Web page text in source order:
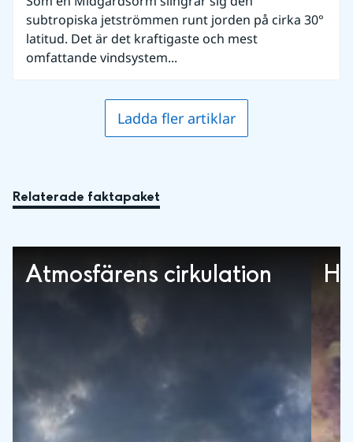
subtropiska jetströmmen runt jorden på cirka 30°
latitud. Det är det kraftigaste och mest
omfattande vindsystem...
Ladda fler artiklar
Relaterade faktapaket
Atmosfärens cirkulation